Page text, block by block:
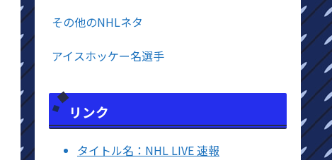
その他のNHLネタ
アイスホッケー名選手
リンク
タイトル名：NHL LIVE 速報